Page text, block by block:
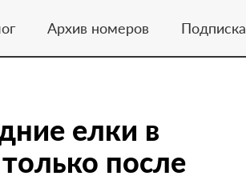
Архив номеров Подписка
елки в
после